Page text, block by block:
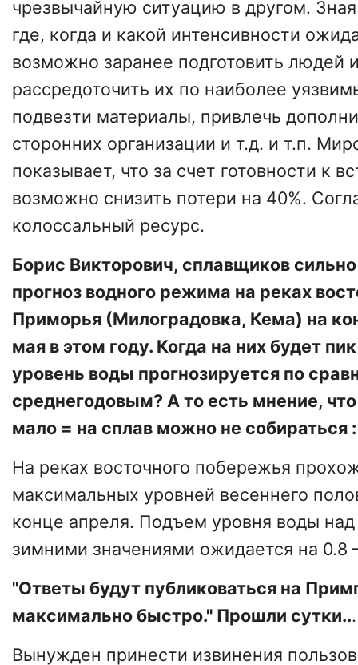
чрезвычайную ситуацию в другом. Зная
где, когда и какой интенсивности
возможно заранее подготовить людей
рассредоточить их по наиболее
подвезти материалы, привлечь
сторонних организации и т.д. и т.п.
показывает, что за счет готовности к
возможно снизить потери на 40%.
колоссальный ресурс.
Борис Викторович, сплавщиков
прогноз водного режима на реках
Приморья (Милоградовка, Кема) на
мая в этом году. Когда на них будет
уровень воды прогнозируется по
среднегодовым? А то есть мнение,
мало = на сплав можно не собираться
На реках восточного побережья
максимальных уровней весеннего
конце апреля. Подъем уровня воды
зимними значениями ожидается на 0.8
"Ответы будут публиковаться на
максимально быстро." Прошли сутки...
Вынужден принести извинения